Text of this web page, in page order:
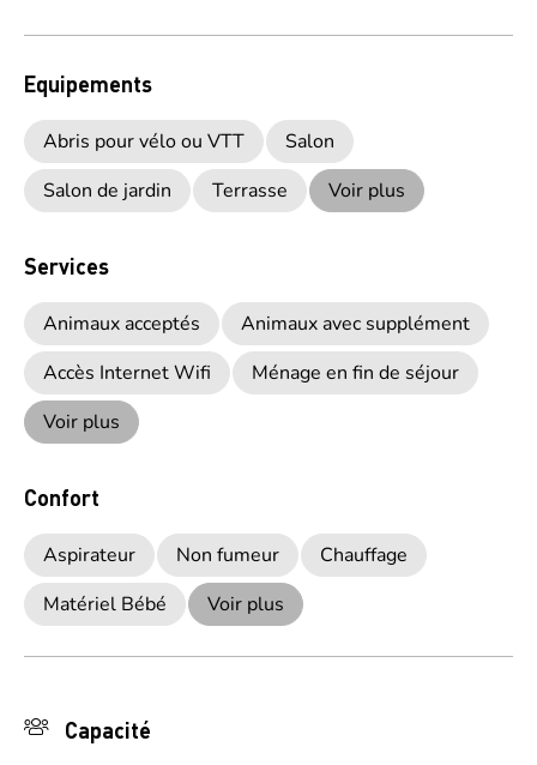
Equipements
Abris pour vélo ou VTT
Salon
Salon de jardin
Terrasse Voir plus
Services
Animaux acceptés
Animaux avec supplément
Accès Internet Wifi
Ménage en fin de séjour
Voir plus
Confort
Aspirateur Non fumeur
Chauffage
Matériel Bébé
Voir plus
Capacité